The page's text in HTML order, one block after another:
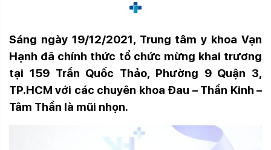
Sáng ngày 19/12/2021, Trung tâm y khoa Vạn
Hạnh đã chính thức tổ chức mừng khai trương
tại 159 Trần Quốc Thảo, Phường 9 Quận 3,
TP.HCM với các chuyên khoa Đau – Thần Kinh –
Tâm Thần là mũi nhọn.